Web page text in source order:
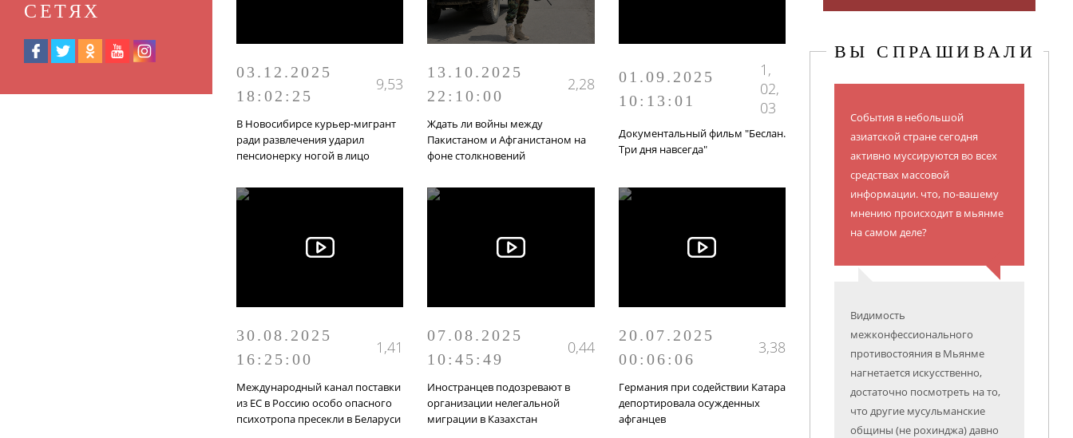
СЕТЯХ
ВЫ СПРАШИВАЛИ
События в небольшой
азиатской стране сегодня
активно муссируются во всех
средствах массовой
информации. что, по-вашему
мнению происходит в мьянме
на самом деле?
Видимость
межконфессионального
противостояния в Мьянме
нагнетается искусственно,
достаточно посмотреть на то,
что другие мусульманские
общины (не рохинджа) давно
03.12.2025
18:02:25
9,53
В Новосибирсе курьер-мигрант
ради развлечения ударил
пенсионерку ногой в лицо
13.10.2025
22:10:00
2,28
Ждать ли войны между
Пакистаном и Афганистаном на
фоне столкновений
01.09.2025
10:13:01
1,
02,
03
Документальный фильм "Беслан.
Три дня навсегда"
30.08.2025
16:25:00
1,41
Международный канал поставки
из ЕС в Россию особо опасного
психотропа пресекли в Беларуси
07.08.2025
10:45:49
0,44
Иностранцев подозревают в
организации нелегальной
миграции в Казахстан
20.07.2025
00:06:06
3,38
Германия при содействии Катара
депортировала осужденных
афганцев